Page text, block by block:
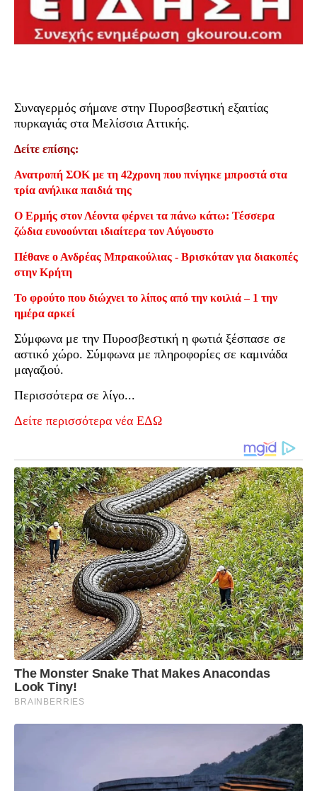
Συναγερμός σήμανε στην Πυροσβεστική εξαιτίας
πυρκαγιάς στα Μελίσσια Αττικής.
Δείτε επίσης:
Ανατροπή ΣΟΚ με τη 42χρονη που πνίγηκε μπροστά στα
τρία ανήλικα παιδιά της
Ο Ερμής στον Λέοντα φέρνει τα πάνω κάτω: Τέσσερα
ζώδια ευνοούνται ιδιαίτερα τον Αύγουστο
Πέθανε ο Ανδρέας Μπρακούλιας - Βρισκόταν για διακοπές
στην Κρήτη
Το φρούτο που διώχνει το λίπος από την κοιλιά – 1 την
ημέρα αρκεί
Σύμφωνα με την Πυροσβεστική η φωτιά ξέσπασε σε
αστικό χώρο. Σύμφωνα με πληροφορίες σε καμινάδα
μαγαζιού.
Περισσότερα σε λίγο...
Δείτε περισσότερα νέα ΕΔΩ